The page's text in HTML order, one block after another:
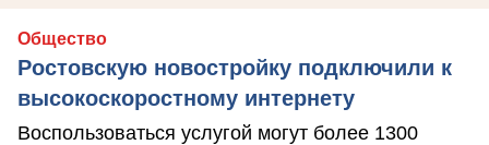
Общество
Ростовскую новостройку подключили к
высокоскоростному интернету
Воспользоваться услугой могут более 1300